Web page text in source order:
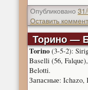
Опубликовано
Оставить
Торино —
Torino(3-5-2):
Baselli (56,
Belotti.
Запасные: Ichazo,